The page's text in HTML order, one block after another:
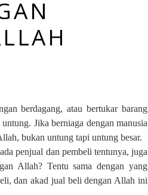
berdagang, atau bertukar barang
Jika berniaga dengan manusia
bukan untung tapi untung besar.
penjual dan pembeli tentunya, juga
Allah? Tentu sama dengan yang
dan akad jual beli dengan Allah ini